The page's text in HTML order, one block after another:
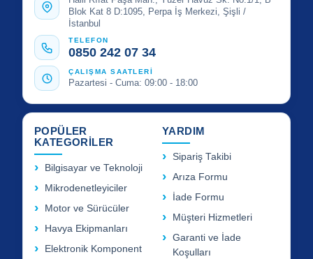
Blok Kat 8 D:1095, Perpa İş Merkezi, Şişli /
İstanbul
TELEFON
0850 242 07 34
ÇALIŞMA SAATLERİ
Pazartesi - Cuma: 09:00 - 18:00
POPÜLER
KATEGORİLER
Bilgisayar ve Teknoloji
Mikrodenetleyiciler
Motor ve Sürücüler
Havya Ekipmanları
Elektronik Komponent
YARDIM
Sipariş Takibi
Arıza Formu
İade Formu
Müşteri Hizmetleri
Garanti ve İade
Koşulları